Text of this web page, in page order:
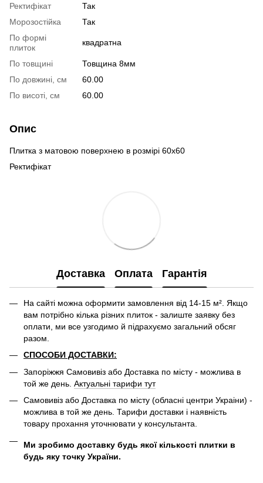
Ректифікат
Так
Морозостійка
Так
По формі
плиток
квадратна
По товщині
Товщина 8мм
По довжині, см
60.00
По висоті, см
60.00
Опис
Плитка з матовою поверхнею в розмірі 60х60
Ректифікат
Доставка Оплата Гарантія
На сайті можна оформити замовлення від 14-15 м². Якщо
вам потрібно кілька різних плиток - залиште заявку без
оплати, ми все узгодимо й підрахуємо загальний обсяг
разом.
СПОСОБИ ДОСТАВКИ:
Запоріжжя Самовивіз або Доставка по місту - можлива в
той же день. Актуальні тарифи тут
Самовивіз або Доставка по місту (обласні центри Украіни) -
можлива в той же день. Тарифи доставки і наявність
товару прохання уточнювати у консультанта.
Ми зробимо доставку будь якої кількості плитки в
будь яку точку України.